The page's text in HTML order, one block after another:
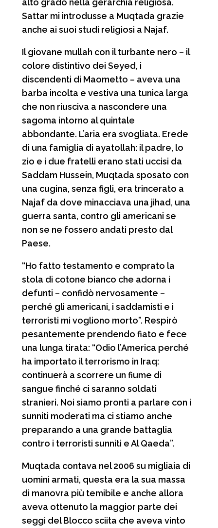
alto grado nella gerarchia religiosa.
Sattar mi introdusse a Muqtada grazie
anche ai suoi studi religiosi a Najaf.
Il giovane mullah con il turbante nero – il
colore distintivo dei Seyed, i
discendenti di Maometto – aveva una
barba incolta e vestiva una tunica larga
che non riusciva a nascondere una
sagoma intorno al quintale
abbondante. L’aria era svogliata. Erede
di una famiglia di ayatollah: il padre, lo
zio e i due fratelli erano stati uccisi da
Saddam Hussein, Muqtada sposato con
una cugina, senza figli, era trincerato a
Najaf da dove minacciava una jihad, una
guerra santa, contro gli americani se
non se ne fossero andati presto dal
Paese.
“Ho fatto testamento e comprato la
stola di cotone bianco che adorna i
defunti – confidò nervosamente –
perché gli americani, i saddamisti e i
terroristi mi vogliono morto”. Respirò
pesantemente prendendo fiato e fece
una lunga tirata: “Odio l’America perché
ha importato il terrorismo in Iraq:
continuerà a scorrere un fiume di
sangue finché ci saranno soldati
stranieri. Noi siamo pronti a parlare con i
sunniti moderati ma ci stiamo anche
preparando a una grande battaglia
contro i terroristi sunniti e Al Qaeda”.
Muqtada contava nel 2006 su migliaia di
uomini armati, questa era la sua massa
di manovra più temibile e anche allora
aveva ottenuto la maggior parte dei
seggi del Blocco sciita che aveva vinto